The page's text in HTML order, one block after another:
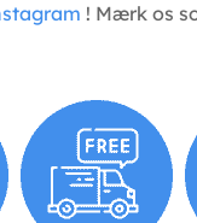
! Mærk os